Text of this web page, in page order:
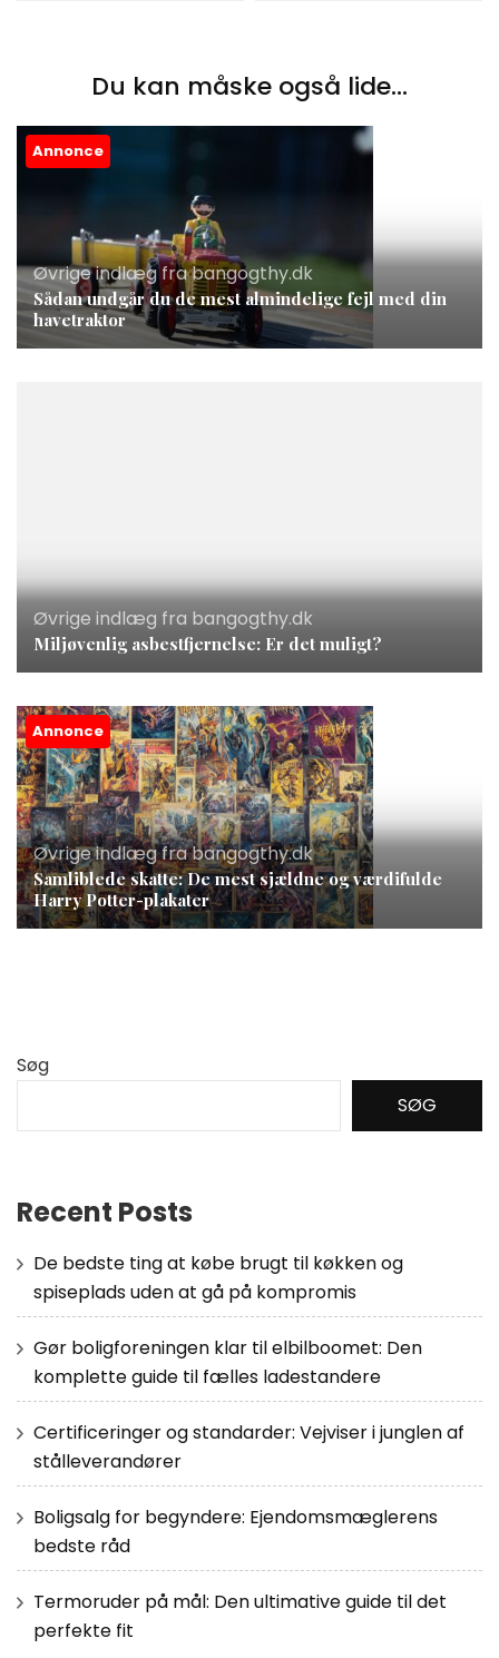
Du kan måske også lide...
Annonce
Øvrige indlæg fra bangogthy.dk
Sådan undgår du de mest almindelige fejl med din
havetraktor
Øvrige indlæg fra bangogthy.dk
Miljøvenlig asbestfjernelse: Er det muligt?
Annonce
Øvrige indlæg fra bangogthy.dk
Samliblede skatte: De mest sjældne og værdifulde
Harry Potter-plakater
Søg
SØG
Recent Posts
De bedste ting at købe brugt til køkken og
spiseplads uden at gå på kompromis
Gør boligforeningen klar til elbilboomet: Den
komplette guide til fælles ladestandere
Certificeringer og standarder: Vejviser i junglen af
stålleverandører
Boligsalg for begyndere: Ejendomsmæglerens
bedste råd
Termoruder på mål: Den ultimative guide til det
perfekte fit